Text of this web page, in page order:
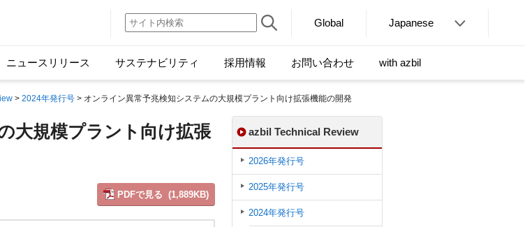
Global Japanese
ニュースリリース サステナビリティ 採用情報 お問い合わせ with azbil
> 2024年発行号 > オンライン異常予兆検知システムの大規模プラント向け拡張機能の開発
大規模プラント向け拡張
PDFで見る (1,889KB)
azbil Technical Review
2026年発行号
2025年発行号
2024年発行号